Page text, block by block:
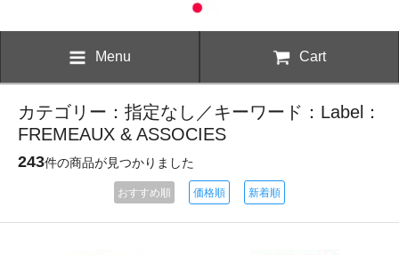
Menu Cart
カテゴリー：指定なし／キーワード：Label：
FREMEAUX & ASSOCIES
243件の商品が見つかりました
おすすめ順 価格順 新着順